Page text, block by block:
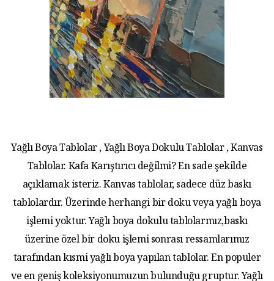
Yağlı Boya Tablolar , Yağlı Boya Dokulu Tablolar , Kanvas
Tablolar. Kafa Karıştırıcı değilmi? En sade şekilde
açıklamak isteriz. Kanvas tablolar, sadece düz baskı
tablolardır. Üzerinde herhangi bir doku veya yağlı boya
işlemi yoktur. Yağlı boya dokulu tablolarmız,baskı
üzerine özel bir doku işlemi sonrası ressamlarımız
tarafından kısmi yağlı boya yapılan tablolar. En populer
ve en geniş koleksiyonumuzun bulunduğu gruptur. Yağlı